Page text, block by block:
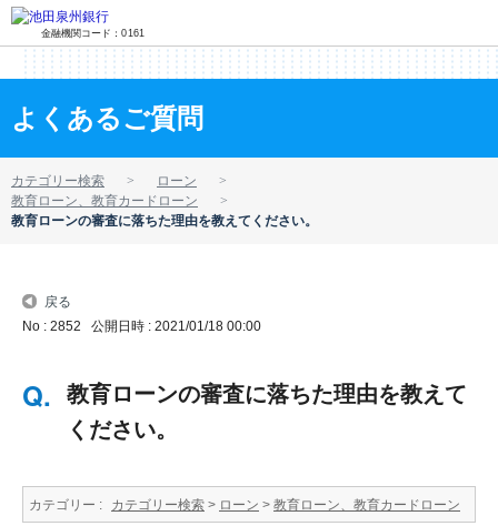
金融機関コード：0161
よくあるご質問
カテゴリー検索
ローン
教育ローン、教育カードローン
教育ローンの審査に落ちた理由を教えてください。
戻る
No : 2852 公開日時 : 2021/01/18 00:00
教育ローンの審査に落ちた理由を教えて
ください。
カテゴリー : カテゴリー検索 > ローン > 教育ローン、教育カードローン